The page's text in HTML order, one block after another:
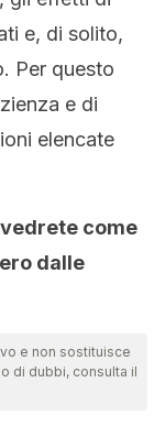
e, di solito,
Per questo
e di
elencate
vedrete come
dalle
e non sostituisce
di dubbi, consulta il